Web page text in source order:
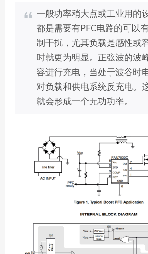
一般功率稍大点或工业用的
都是需要有PFC电路的可以
制干扰，尤其负载是感性或
时就更为明显。正弦波的波
容进行充电，当处于波谷时
对负载和供电系统反充电。
就会形成一个无功功率。